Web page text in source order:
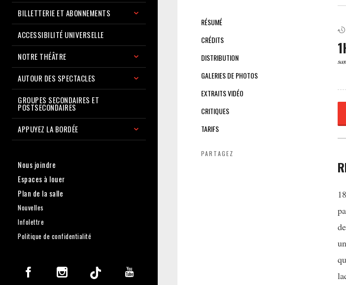
BILLETTERIE ET ABONNEMENTS
ACCESSIBILITÉ UNIVERSELLE
NOTRE THÉÂTRE
AUTOUR DES SPECTACLES
GROUPES SECONDAIRES ET
POSTSECONDAIRES
APPUYEZ LA BORDÉE
Nous joindre
Espaces à louer
Plan de la salle
Nouvelles
Infolettre
Politique de confidentialité
RÉSUMÉ
CRÉDITS
DISTRIBUTION
GALERIES DE PHOTOS
EXTRAITS VIDÉO
CRITIQUES
TARIFS
PARTAGEZ